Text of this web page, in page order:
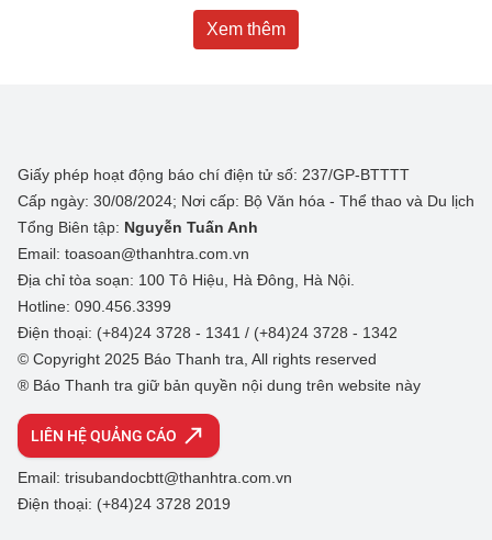
Xem thêm
Giấy phép hoạt động báo chí điện tử số: 237/GP-BTTTT
Cấp ngày: 30/08/2024; Nơi cấp: Bộ Văn hóa - Thể thao và Du lịch
Tổng Biên tập: Nguyễn Tuấn Anh
Email: toasoan@thanhtra.com.vn
Địa chỉ tòa soạn: 100 Tô Hiệu, Hà Đông, Hà Nội.
Hotline: 090.456.3399
Điện thoại: (+84)24 3728 - 1341 / (+84)24 3728 - 1342
© Copyright 2025 Báo Thanh tra, All rights reserved
® Báo Thanh tra giữ bản quyền nội dung trên website này
LIÊN HỆ QUẢNG CÁO
Email: trisubandocbtt@thanhtra.com.vn
Điện thoại: (+84)24 3728 2019